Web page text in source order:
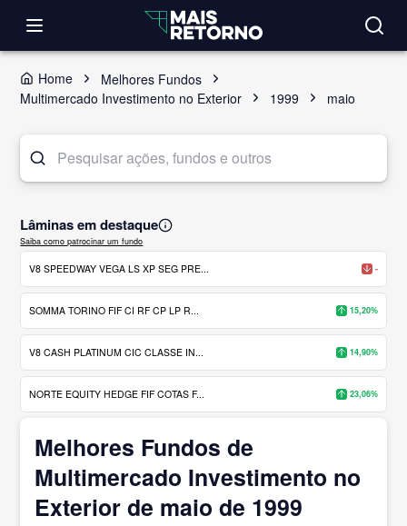
Home
Melhores Fundos
Multimercado Investimento no Exterior
1999 maio
Lâminas em destaque
Saiba como patrocinar um fundo
V8 SPEEDWAY VEGA LS XP SEG PRE... -
SOMMA TORINO FIF CI RF CP LP R... 15,20%
V8 CASH PLATINUM CIC CLASSE IN... 14,90%
NORTE EQUITY HEDGE FIF COTAS F... 23,06%
Melhores Fundos de
Multimercado Investimento no
Exterior de maio de 1999